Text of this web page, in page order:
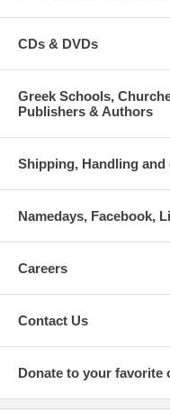
CDs & DVDs
Greek Schools,
Publishers & Authors
Shipping, Handling and
Namedays, Facebook,
Careers
Contact Us
Donate to your favorite